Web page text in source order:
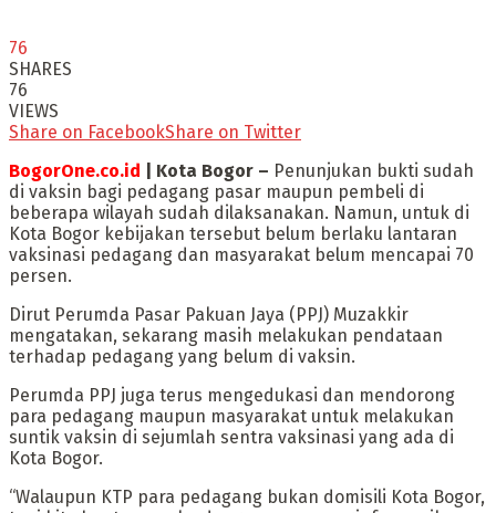
76
SHARES
76
VIEWS
Share on FacebookShare on Twitter
BogorOne.co.id
| Kota Bogor – Penunjukan bukti sudah
di vaksin bagi pedagang pasar maupun pembeli di
beberapa wilayah sudah dilaksanakan. Namun, untuk di
Kota Bogor kebijakan tersebut belum berlaku lantaran
vaksinasi pedagang dan masyarakat belum mencapai 70
persen.
Dirut Perumda Pasar Pakuan Jaya (PPJ) Muzakkir
mengatakan, sekarang masih melakukan pendataan
terhadap pedagang yang belum di vaksin.
Perumda PPJ juga terus mengedukasi dan mendorong
para pedagang maupun masyarakat untuk melakukan
suntik vaksin di sejumlah sentra vaksinasi yang ada di
Kota Bogor.
“Walaupun KTP para pedagang bukan domisili Kota Bogor,